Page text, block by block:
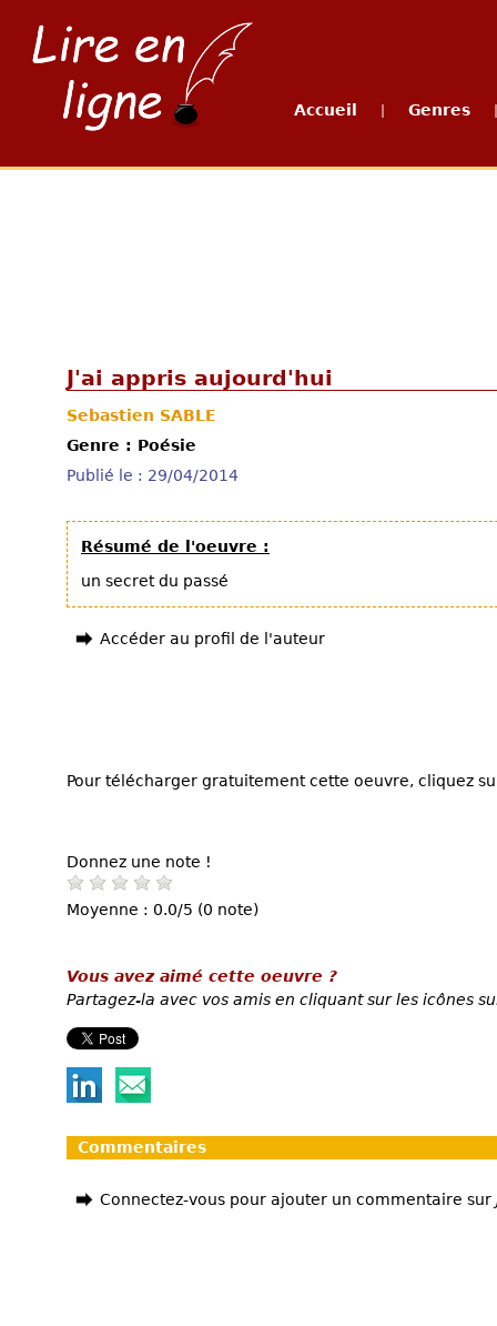
Accueil Genres
J'ai appris aujourd'hui
Sebastien SABLE
Genre : Poésie
Publié le : 29/04/2014
Résumé de l'oeuvre :
un secret du passé
Accéder au profil de l'auteur
Pour télécharger gratuitement cette oeuvre, cliquez
Donnez une note !
Moyenne : 0.0/5 (0 note)
Vous avez aimé cette oeuvre ?
Partagez-la avec vos amis en cliquant sur les icônes
Commentaires
Connectez-vous pour ajouter un commentaire sur